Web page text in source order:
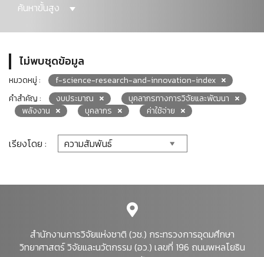
ค้นหาขั้นสูง
ไม่พบชุดข้อมูล
หมวดหมู่ :
f-science-research-and-innovation-index
คำสำคัญ :
งบประมาณ
บุคลากรทางการวิจัยและพัฒนา
พลังงาน
บุคลากร ค่าใช้จ่าย
เรียงโดย :
สำนักงานการวิจัยแห่งชาติ (วช.) กระทรวงการอุดมศึกษา
วิทยาศาสตร์ วิจัยและนวัตกรรม (อว.) เลขที่ 196 ถนนพหลโยธิน